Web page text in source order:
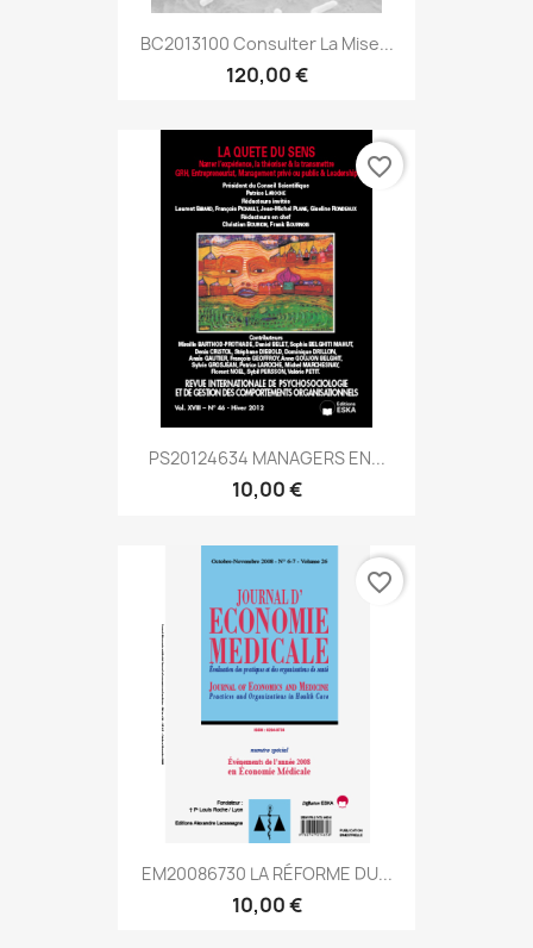
BC2013100 Consulter La Mise...
120,00 €
PS20124634 MANAGERS EN...
10,00 €
favorite_border
EM20086730 LA RÉFORME DU...
10,00 €
favorite_border